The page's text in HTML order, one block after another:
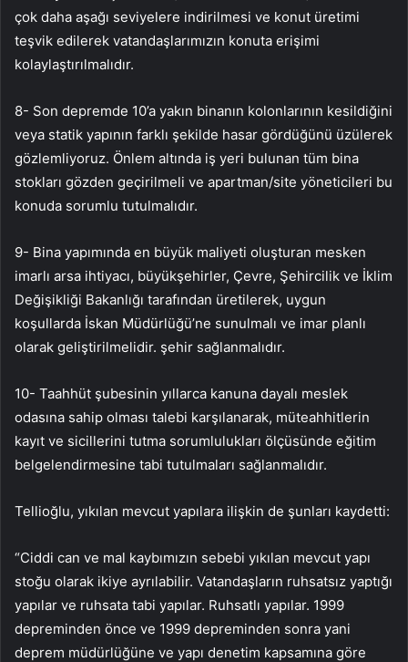
çok daha aşağı seviyelere indirilmesi ve konut üretimi
teşvik edilerek vatandaşlarımızın konuta erişimi
kolaylaştırılmalıdır.
8- Son depremde 10’a yakın binanın kolonlarının kesildiğini
veya statik yapının farklı şekilde hasar gördüğünü üzülerek
gözlemliyoruz. Önlem altında iş yeri bulunan tüm bina
stokları gözden geçirilmeli ve apartman/site yöneticileri bu
konuda sorumlu tutulmalıdır.
9- Bina yapımında en büyük maliyeti oluşturan mesken
imarlı arsa ihtiyacı, büyükşehirler, Çevre, Şehircilik ve İklim
Değişikliği Bakanlığı tarafından üretilerek, uygun
koşullarda İskan Müdürlüğü’ne sunulmalı ve imar planlı
olarak geliştirilmelidir. şehir sağlanmalıdır.
10- Taahhüt şubesinin yıllarca kanuna dayalı meslek
odasına sahip olması talebi karşılanarak, müteahhitlerin
kayıt ve sicillerini tutma sorumlulukları ölçüsünde eğitim
belgelendirmesine tabi tutulmaları sağlanmalıdır.
Tellioğlu, yıkılan mevcut yapılara ilişkin de şunları kaydetti:
“Ciddi can ve mal kaybımızın sebebi yıkılan mevcut yapı
stoğu olarak ikiye ayrılabilir. Vatandaşların ruhsatsız yaptığı
yapılar ve ruhsata tabi yapılar. Ruhsatlı yapılar. 1999
depreminden önce ve 1999 depreminden sonra yani
deprem müdürlüğüne ve yapı denetim kapsamına göre